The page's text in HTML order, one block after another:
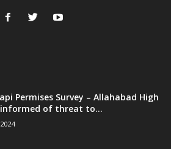
Permises Survey – Allahabad High
of threat to...